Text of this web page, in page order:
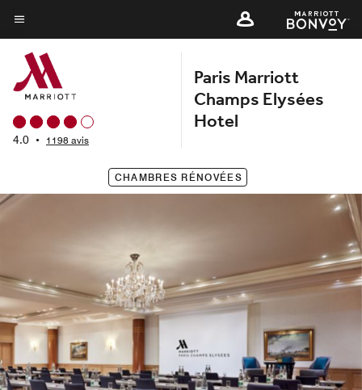
Skip
to
main
content
Texte du menu
4.0 • 1198 avis
Paris Marriott
Champs Elysées
Hotel
CHAMBRES RÉNOVÉES